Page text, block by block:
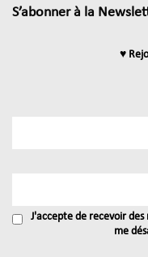
S’abonner à la
♥
J'accepte de recevoir
me